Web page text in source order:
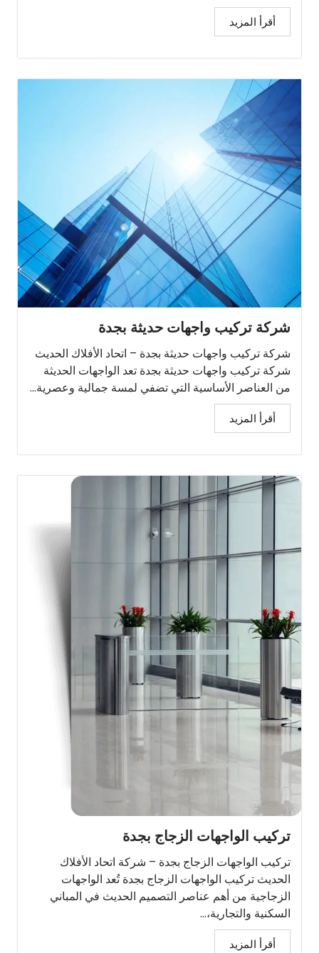
أقرأ المزيد
شركة تركيب واجهات حديثة بجدة
شركة تركيب واجهات حديثة بجدة – اتحاد الأفلاك الحديث
شركة تركيب واجهات حديثة بجدة تعد الواجهات الحديثة
من العناصر الأساسية التي تضفي لمسة جمالية وعصرية...
أقرأ المزيد
تركيب الواجهات الزجاج بجدة
تركيب الواجهات الزجاج بجدة – شركة اتحاد الأفلاك
الحديث تركيب الواجهات الزجاج بجدة تُعد الواجهات
الزجاجية من أهم عناصر التصميم الحديث في المباني
السكنية والتجارية،...
أقرأ المزيد